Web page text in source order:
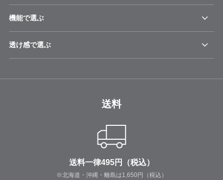
機能で選ぶ
透け感で選ぶ
送料
送料一律495円（税込）
※北海道・沖縄・離島は1,650円（税込）